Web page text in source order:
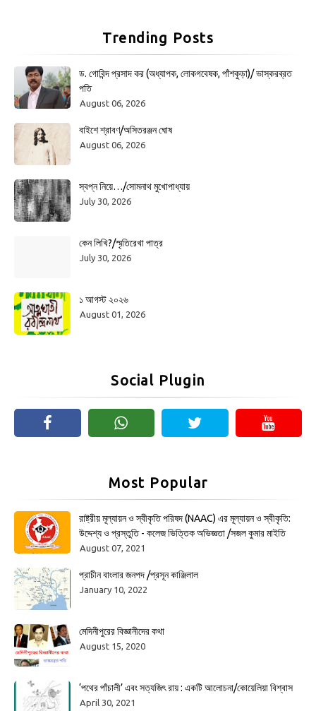
Trending Posts
ড. গোবিন্দ প্রসাদ কর (অধ্যাপক, লোকগবেষক, পাঁশকুড়া)/ ভাস্করব্রত
পতি
August 06, 2026
বাইশে শ্রাবণ/অসিতরঞ্জন ঘোষ
August 06, 2026
স্বপ্ন নিয়ে…/সোমনাথ মুখোপাধ্যায়
July 30, 2026
কেন লিখি?/স্মৃতিরেখা পাত্র
July 30, 2026
১ আগস্ট ২০২৬
August 01, 2026
Social Plugin
Most Popular
রাষ্ট্রীয় মূল্যায়ন ও স্বীকৃতি পরিষদ (NAAC) এর মূল্যায়ন ও স্বীকৃতি:
উদ্দেশ্য ও প্রস্তুতি - কলেজ ভিত্তিক অভিজ্ঞতা /সজল কুমার মাইতি
August 07, 2021
প্রাচীন বাংলার জনপদ /প্রসূন কাঞ্জিলাল
January 10, 2022
মেদিনীপুরের বিজ্ঞানীদের কথা
August 15, 2020
‘পথের পাঁচালী’ এবং সত্যজিৎ রায় : একটি আলোচনা/কোয়েলিয়া বিশ্বাস
April 30, 2021